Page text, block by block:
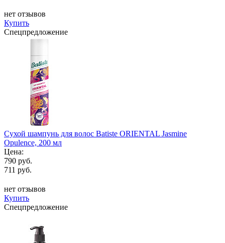
нет отзывов
Купить
Спецпредложение
Сухой шампунь для волос Batiste ORIENTAL Jasmine
Opulence, 200 мл
Цена:
790 руб.
711 руб.
нет отзывов
Купить
Спецпредложение